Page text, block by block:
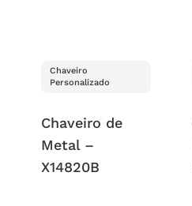
Chaveiro
Personalizado
Chaveiro de
Metal –
X14820B